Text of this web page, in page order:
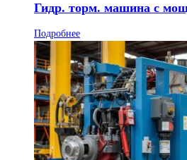
Гидр. торм. машина с
Подробнее